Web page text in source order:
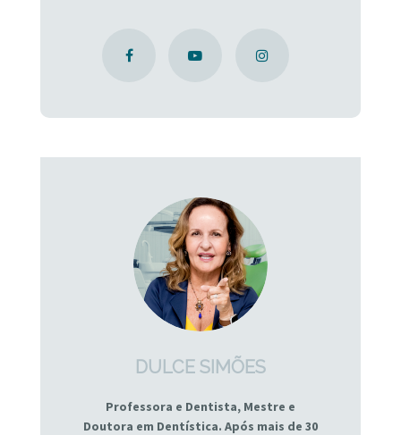
DULCE SIMÕES
Professora e Dentista, Mestre e
Doutora em Dentística. Após mais de 30